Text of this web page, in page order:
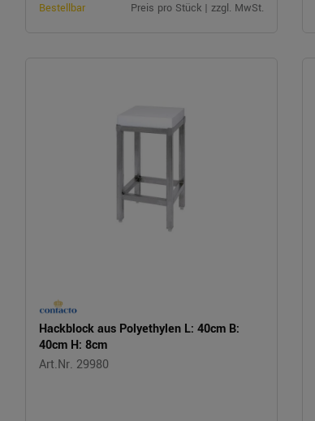
Bestellbar
Preis pro Stück | zzgl. MwSt.
Hackblock aus Polyethylen L: 40cm B:
40cm H: 8cm
Art.Nr. 29980